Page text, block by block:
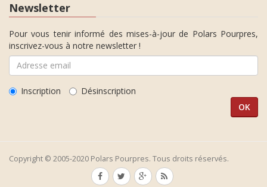
Newsletter
Pour vous tenir informé des mises-à-jour de Polars Pourpres,
inscrivez-vous à notre newsletter !
Inscription Désinscription
Copyright © 2005-2020 Polars Pourpres. Tous droits réservés.